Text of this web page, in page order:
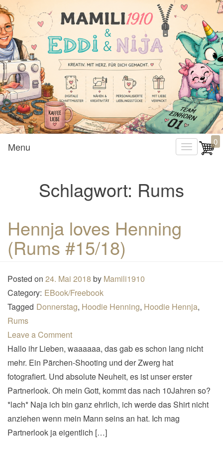
Mamili1910
T
a
o
Menu 0
Schlagwort: Rums
Hennja loves Henning
(Rums #15/18)
Posted on 24. Mai 2018 by Mamili1910
Category: EBook/Freebook
Tagged Donnerstag, Hoodie Henning, Hoodie Hennja,
Rums
Leave a Comment
Hallo ihr Lieben, waaaaaa, das gab es schon lang nicht
mehr. Ein Pärchen-Shooting und der Zwerg hat
fotografiert. Und absolute Neuheit, es ist unser erster
Partnerlook. Oh mein Gott, kommt das nach 10Jahren so?
*lach* Naja ich bin ganz ehrlich, ich werde das Shirt nicht
anziehen wenn mein Mann seins an hat. Ich mag
Partnerlook ja eigentlich […]